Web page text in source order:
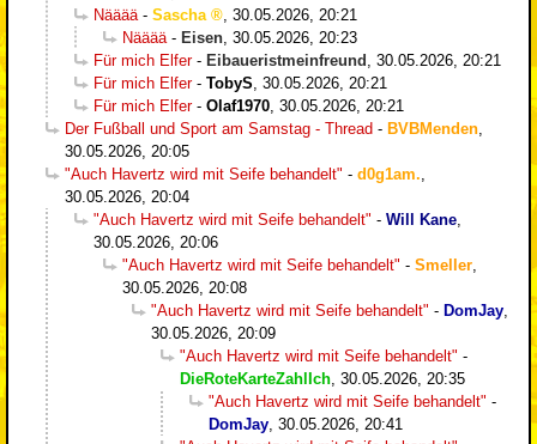
Nääää - Sascha
30.05.2026, 20:21
Nääää - Eisen 30.05.2026, 20:23
Für mich Elfer- Eibaueristmeinfreund
30.05.2026, 20:21
Für mich Elfer- TobyS 30.05.2026, 20:21
Für mich Elfer- Olaf1970 30.05.2026, 20:21
Der Fußball und Sport am Samstag - Thread - BVBMenden
30.05.2026, 20:05
"Auch Havertz wird mit Seife behandelt" - d0g1am.
30.05.2026, 20:04
"Auch Havertz wird mit Seife behandelt" - Will Kane
30.05.2026, 20:06
"Auch Havertz wird mit Seife behandelt" - Smeller
30.05.2026, 20:08
"Auch Havertz wird mit Seife behandelt" - DomJay
30.05.2026, 20:09
"Auch Havertz wird mit Seife behandelt" -
DieRoteKarteZahlIch 30.05.2026, 20:35
"Auch Havertz wird mit Seife behandelt" -
DomJay 30.05.2026, 20:41